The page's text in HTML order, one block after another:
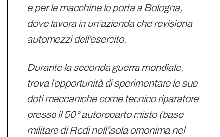
e per le macchine lo porta a Bologna,
dove lavora in un’azienda che revisiona
automezzi dell’esercito.
Durante la seconda guerra mondiale,
trova l’opportunità di sperimentare le sue
doti meccaniche come tecnico riparatore
presso il 50° autoreparto misto (base
militare di Rodi nell’isola omonima nel